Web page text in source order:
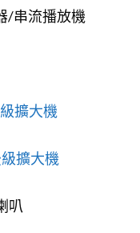
/串流播放機
擴大機
擴大機
叭